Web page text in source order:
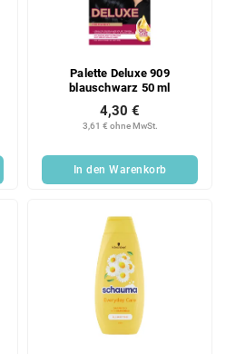
Palette Deluxe 909
blauschwarz 50 ml
3,61 € ohne MwSt.
4,30 €
In den Warenkorb